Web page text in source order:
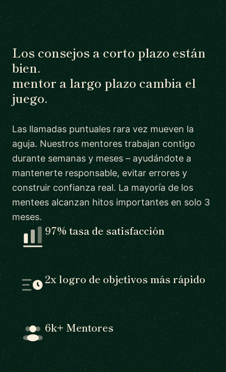
Los consejos a corto plazo están
bien.
mentor a largo plazo cambia el
juego.
Las llamadas puntuales rara vez mueven la
aguja. Nuestros mentores trabajan contigo
durante semanas y meses – ayudándote a
mantenerte responsable, evitar errores y
construir confianza real. La mayoría de los
mentees alcanzan hitos importantes en solo 3
meses.
97% tasa de satisfacción
2x logro de objetivos más rápido
6k+ Mentores